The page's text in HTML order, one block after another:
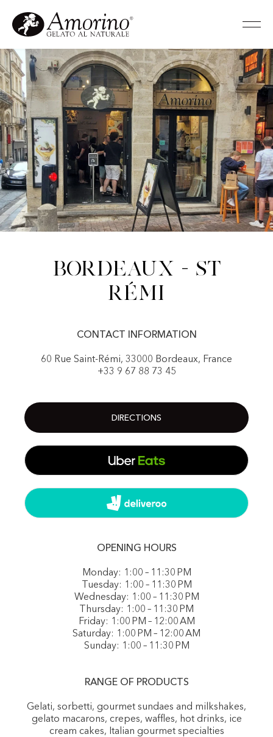
Bordeaux - St
Rémi
CONTACT INFORMATION
60 Rue Saint-Rémi, 33000 Bordeaux, France
+33 9 67 88 73 45
DIRECTIONS
OPENING HOURS
Monday: 1:00 – 11:30 PM
Tuesday: 1:00 – 11:30 PM
Wednesday: 1:00 – 11:30 PM
Thursday: 1:00 – 11:30 PM
Friday: 1:00 PM – 12:00 AM
Saturday: 1:00 PM – 12:00 AM
Sunday: 1:00 – 11:30 PM
RANGE OF PRODUCTS
Gelati, sorbetti, gourmet sundaes and milkshakes,
gelato macarons, crepes, waffles, hot drinks, ice
cream cakes, Italian gourmet specialties